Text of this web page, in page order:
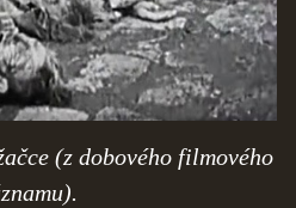
(z dobového filmového